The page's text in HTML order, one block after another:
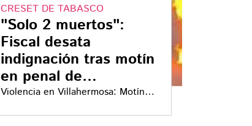
CRESET DE TABASCO
"Solo 2 muertos":
Fiscal desata
indignación tras motín
en penal de
Villahermosa | VIDEO
Violencia en Villahermosa: Motín